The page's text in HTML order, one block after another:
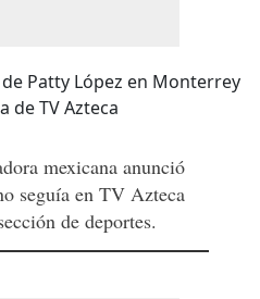
mexicana anunció
seguía en TV Azteca
de deportes.